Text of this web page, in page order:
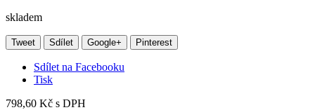
skladem
Tweet Sdílet Google+ Pinterest
Sdílet na Facebooku
Tisk
798,60 Kč s DPH